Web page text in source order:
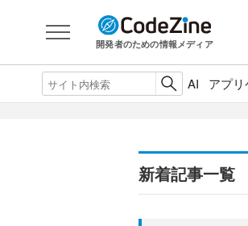
開発者のための情報メディア
AI アプ
新着記事一覧